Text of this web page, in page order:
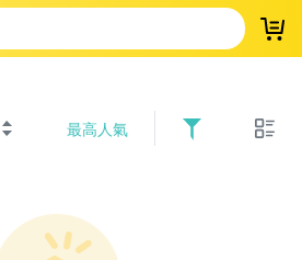
登
最高人氣